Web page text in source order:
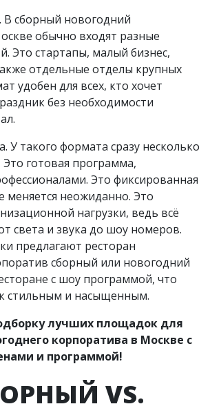
В сборный новогодний
обычно входят разные
Это стартапы, малый бизнес,
отдельные отделы крупных
удобен для всех, кто хочет
без необходимости
У такого формата сразу несколько
готовая программа,
Это фиксированная
меняется неожиданно. Это
нагрузки, ведь всё
света и звука до шоу номеров.
предлагают ресторан
сборный или новогодний
с шоу программой, что
стильным и насыщенным.
лучших площадок для
корпоратива в Москве с
и программой!
VS.